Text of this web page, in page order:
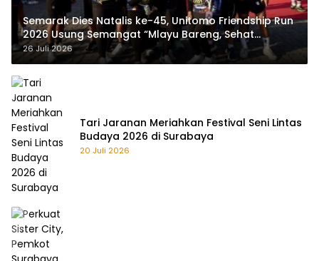
Semarak Dies Natalis ke-45, Unitomo Friendship Run
2026 Usung Semangat “Mlayu Bareng, Sehat
Bareng”
26 Juli 2026
Tari Jaranan Meriahkan Festival Seni Lintas
Budaya 2026 di Surabaya
20 Juli 2026